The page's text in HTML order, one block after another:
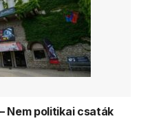
– Nem politikai csaták